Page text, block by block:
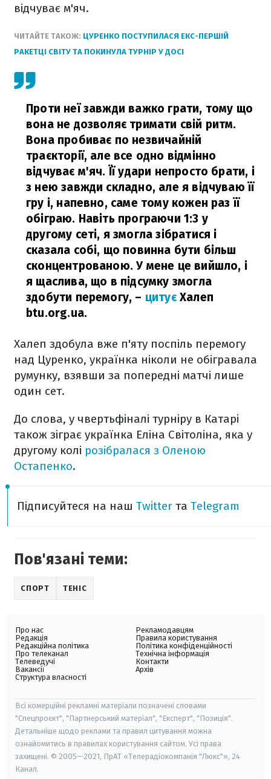
відчуває м'яч.
ЧИТАЙТЕ ТАКОЖ: ЦУРЕНКО ПОСТУПИЛАСЯ ЕКС-ПЕРШІЙ
РАКЕТЦІ СВІТУ ТА ПОКИНУЛА ТУРНІР У ДОСІ
Проти неї завжди важко грати, тому що
вона не дозволяє тримати свій ритм.
Вона пробиває по незвичайній
траєкторії, але все одно відмінно
відчуває м'яч. Її удари непросто брати, і
з нею завжди складно, але я відчуваю її
гру і, напевно, саме тому кожен раз її
обіграю. Навіть програючи 1:3 у
другому сеті, я змогла зібратися і
сказала собі, що повинна бути більш
сконцентрованою. У мене це вийшло, і
я щаслива, що в підсумку змогла
здобути перемогу, – цитує Халеп
btu.org.ua.
Халеп здобула вже п'яту поспіль перемогу
над Цуренко, українка ніколи не обігравала
румунку, взявши за попередні матчі лише
один сет.
До слова, у чвертьфіналі турніру в Катарі
також зіграє українка Еліна Світоліна, яка у
другому колі розібралася з Оленою
Остапенко.
Підписуйтеся на наш Twitter та Telegram
Пов'язані теми:
СПОРТ ТЕНІС
Про нас
Редакція
Редакційна політика
Про телеканал
Телеведучі
Вакансії
Структура власності
Рекламодавцям
Правила користування
Політика конфіденційності
Технічна інформація
Контакти
Архів
Всі комерційні рекламні матеріали позначені словами
"Спецпроєкт", "Партнерський матеріал", "Експерт", "Позиція".
Детальніше щодо реклами та правил цитування можна
ознайомитись в правилах користування сайтом. Усі права
захищені. © 2005—2021, ПрАТ «Телерадіокомпанія "Люкс"», 24
Канал.